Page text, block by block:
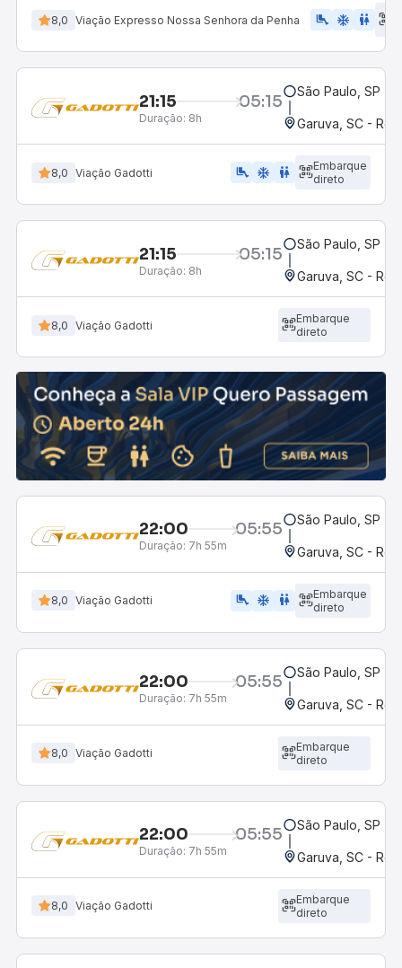
8,0 Viação Expresso Nossa Senhora da Penha airline_seat_legroom_extra ac_unit WC
21:15 05:15
Duração: 8h
São Paulo, SP -
Garuva, SC -
8,0 Viação Gadotti airline_seat_legroom_extra ac_unit wc
Embarque
direto
21:15 05:15
Duração: 8h
São Paulo, SP -
Garuva, SC -
8,0 Viação Gadotti
Embarque
direto
22:00 05:55
Duração: 7h 55m
São Paulo, SP -
Garuva, SC -
8,0 Viação Gadotti airline_seat_legroom_extra ac_unit wc
Embarque
direto
22:00 05:55
Duração: 7h 55m
São Paulo, SP -
Garuva, SC -
8,0 Viação Gadotti
Embarque
direto
22:00 05:55
Duração: 7h 55m
São Paulo, SP -
Garuva, SC -
8,0 Viação Gadotti
Embarque
direto